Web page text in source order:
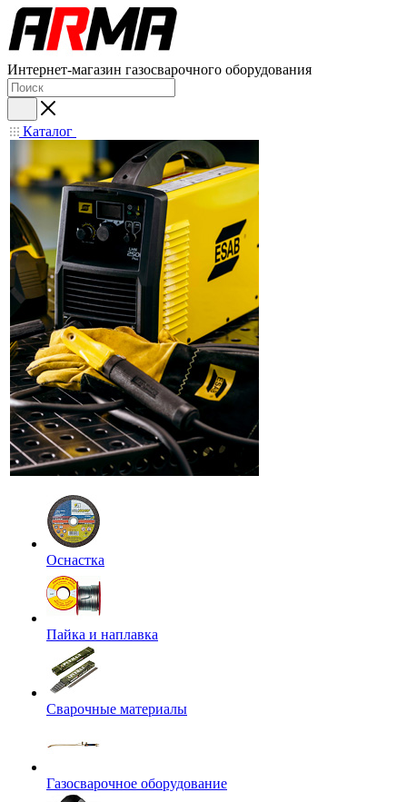
Интернет-магазин газосварочного оборудования
Каталог
Оснастка
Пайка и наплавка
Сварочные материалы
Газосварочное оборудование